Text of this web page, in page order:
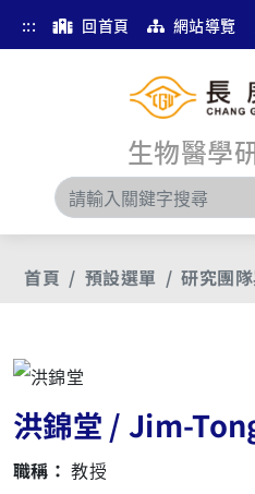
::: 回首頁 網站導覽
生物醫學
首頁 預設選單 研究團
洪錦堂 / Jim-
職稱： 教授